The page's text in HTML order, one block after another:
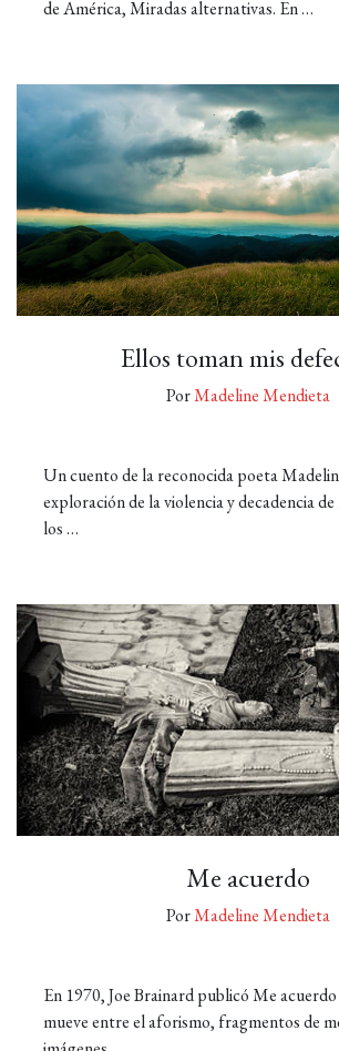
de América, Miradas alternativas. En …
Ellos toman mis
PorMadeline Mendieta
Un cuento de la reconocida poeta
exploración de la violencia y decadencia
los …
Me acuerdo
PorMadeline Mendieta
En 1970, Joe Brainard publicó Me
mueve entre el aforismo, fragmentos de